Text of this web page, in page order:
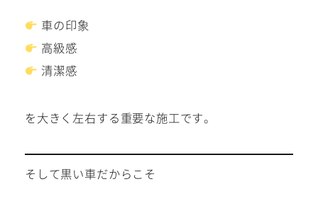
車の印象
高級感
清潔感
を大きく左右する重要な施工です。
そして黒い車だからこそ